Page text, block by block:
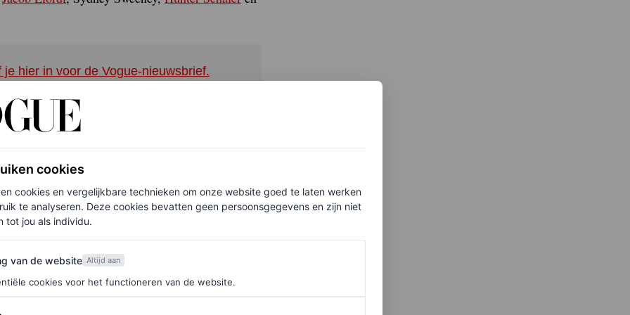
hier in voor de Vogue-nieuwsbrief.
qua planning om al deze supersterren ooit nog
werd aangekondigd. Alleen blijft er van die
emotionele ravage die daarbij kwam kijken, gooit
van meerdere jaren zijn de personages
genoeg naar online sekswerk, fetisjes en de
cookies
cookies en vergelijkbare technieken om onze website goed te laten werken
te analyseren. Deze cookies bevatten geen persoonsgegevens en zijn niet
tot jou als individu.
de website
van de website Altijd aan
cookies voor het functioneren van de website.